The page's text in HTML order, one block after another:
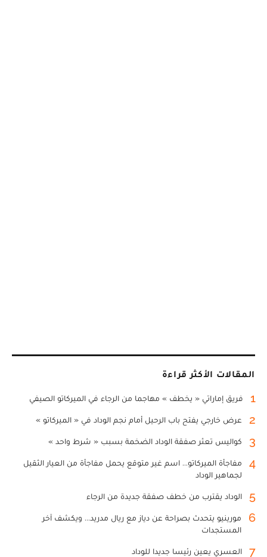
المقالات الأكثر قراءة
1 فريق إماراتي « يخطف » مهاجما من الرجاء في الميركاتو الصيفي
2 عرض خارجي يفتح باب الرحيل أمام نجم الوداد في « الميركاتو »
3 كواليس تعثر صفقة الوداد الضخمة بسبب « شرط واحد »
4
مفاجأة الميركاتو... اسم غير متوقع يحمل مفاجأة من العيار الثقيل
لجماهير الوداد
5 الوداد يقترب من خطف صفقة جديدة من الرجاء
6
مورينيو يتحدث بصراحة عن دياز مع ريال مدريد... ويكشف آخر
المستجدات
7 العسري يعين رئيسا جديدا للوداد